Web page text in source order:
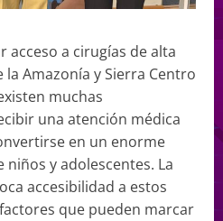
acceso a cirugías de alta
Amazonía y Sierra Centro
muchas
una atención médica
en un enorme
y adolescentes. La
accesibilidad a estos
que pueden marcar